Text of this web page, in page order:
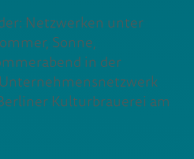
Netzwerken unter
Sonne,
in der
Kulturbrauerei am